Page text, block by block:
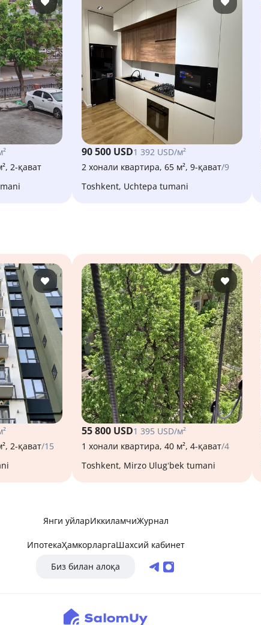
2-қават
90 500 USD1 392 USD/м²
2 хонали квартира, 65 м², 9-қават/9
Toshkent, Uchtepa tumani
2-қават/15
55 800 USD1 395 USD/м²
1 хонали квартира, 40 м², 4-қават/4
Toshkent, Mirzo Ulugʻbek tumani
Янги уйларИккиламчиЖурнал
ИпотекаҲамкорларгаШахсий кабинет
Биз билан алоқа